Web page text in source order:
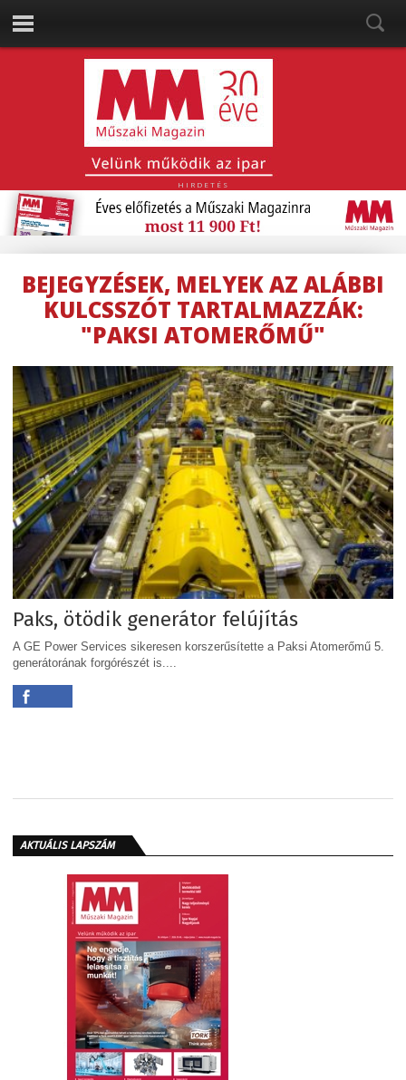
HIRDETÉS
BEJEGYZÉSEK, MELYEK AZ ALÁBBI
KULCSSZÓT TARTALMAZZÁK:
"PAKSI ATOMERŐMŰ"
Paks, ötödik generátor felújítás
A GE Power Services sikeresen korszerűsítette a Paksi Atomerőmű 5.
generátorának forgórészét is....
AKTUÁLIS LAPSZÁM